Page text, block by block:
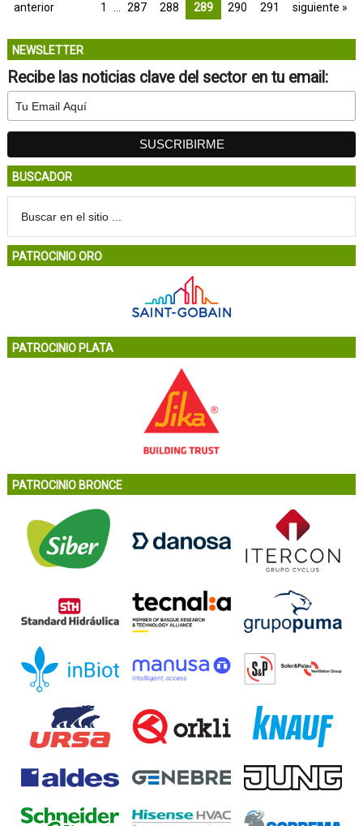
anterior
1 287 288 289 290 291
siguiente »
NEWSLETTER
Recibe las noticias clave del sector en tu email:
BUSCADOR
PATROCINIO ORO
PATROCINIO PLATA
PATROCINIO BRONCE